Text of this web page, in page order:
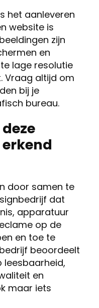
het aanleveren
website is
zijn
en
lage resolutie
Vraag altijd om
bij je
bureau.
door samen te
dat
apparatuur
op de
en toe te
beoordeelt
leesbaarheid,
en
maar iets